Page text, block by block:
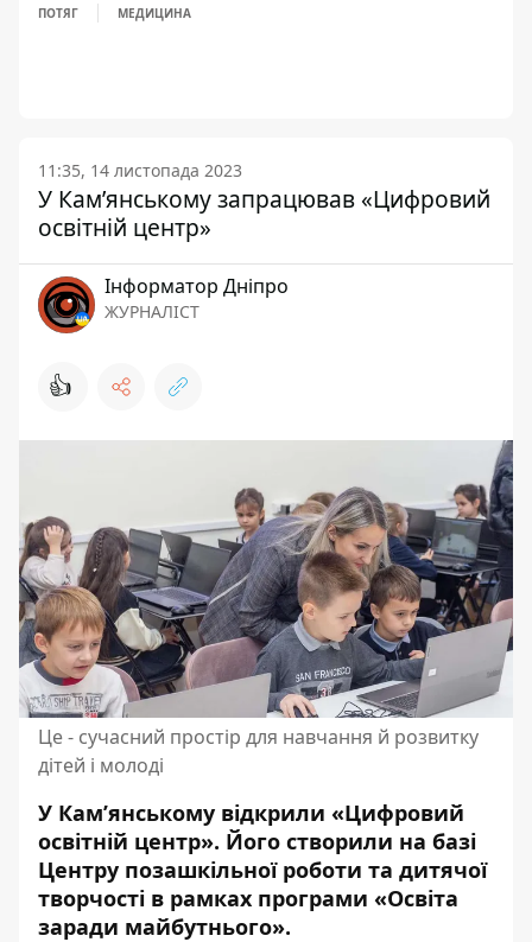
ПОТЯГ МЕДИЦИНА
11:35, 14 листопада 2023
У Кам’янському запрацював «Цифровий
освітній центр»
Інформатор Дніпро
ЖУРНАЛІСТ
👍
Це - сучасний простір для навчання й розвитку
дітей і молоді
У Кам’янському відкрили «Цифровий
освітній центр». Його створили на базі
Центру позашкільної роботи та дитячої
творчості в рамках програми «Освіта
заради майбутнього».